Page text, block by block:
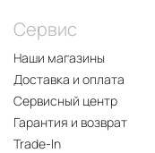
Сервис
Наши магазины
Доставка и оплата
Сервисный центр
Гарантия и возврат
Trade-In